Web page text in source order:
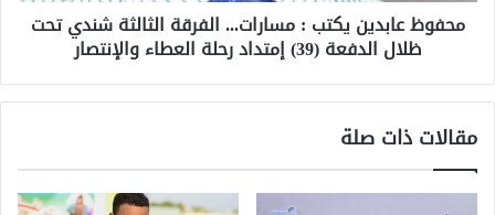
محفوظ عابدين يكتب : مسارات... الفرقة الثالثة شندي تحت
ظلال الدفعة (39) إمتداد رحلة العطاء والإنتصار
مقالات ذات صلة